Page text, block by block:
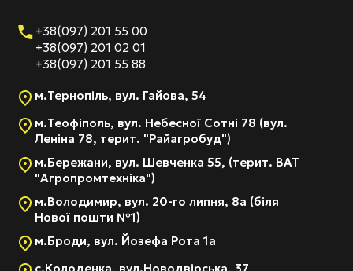
+38(097) 201 55 00
+38(097) 201 02 01
+38(097) 201 55 88
м.Тернопіль, вул. Гайова, 54
м.Теофіполь, вул. Небесної Сотні 78 (вул.
Леніна 78, терит. "Райагробуд")
м.Бережани, вул. Шевченка 55, (терит. ВАТ
"Агропромтехніка")
м.Володимир, вул. 20-го липня, 8а (біля
Нової пошти №1)
м.Броди, вул. Йозефа Рота 1а